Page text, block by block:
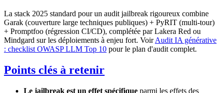
La stack 2025 standard pour un audit jailbreak rigoureux combine
Garak (couverture large techniques publiques) + PyRIT (multi-tour)
+ Promptfoo (régression CI/CD), complétée par Lakera Red ou
Mindgard sur les déploiements à enjeu fort. VoirAudit IA générative
: checklist OWASP LLM Top 10 pour le plan d'audit complet.
Points clés à retenir
Le jailbreak est un effet spécifique parmi les effets des